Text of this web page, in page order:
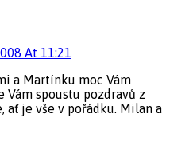
At 11:21
a Martínku moc Vám
spoustu pozdravů z
ať je vše v pořádku. Milan a